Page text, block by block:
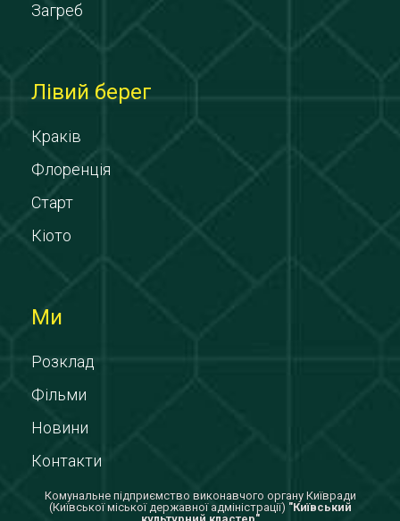
Загреб
Лівий берег
Краків
Флоренція
Старт
Кіото
Ми
Розклад
Фільми
Новини
Контакти
Комунальне підприємство виконавчого органу Київради
(Київської міської державної адміністрації) "Київський